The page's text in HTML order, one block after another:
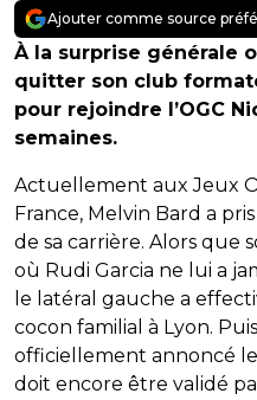
Ajouter comme source
À la surprise générale
quitter son club
pour rejoindre l’OGC
semaines.
Actuellement aux Jeux
France, Melvin Bard a
de sa carrière. Alors que
où Rudi Garcia ne lui a
le latéral gauche a
cocon familial à Lyon.
officiellement annoncé
doit encore être validé